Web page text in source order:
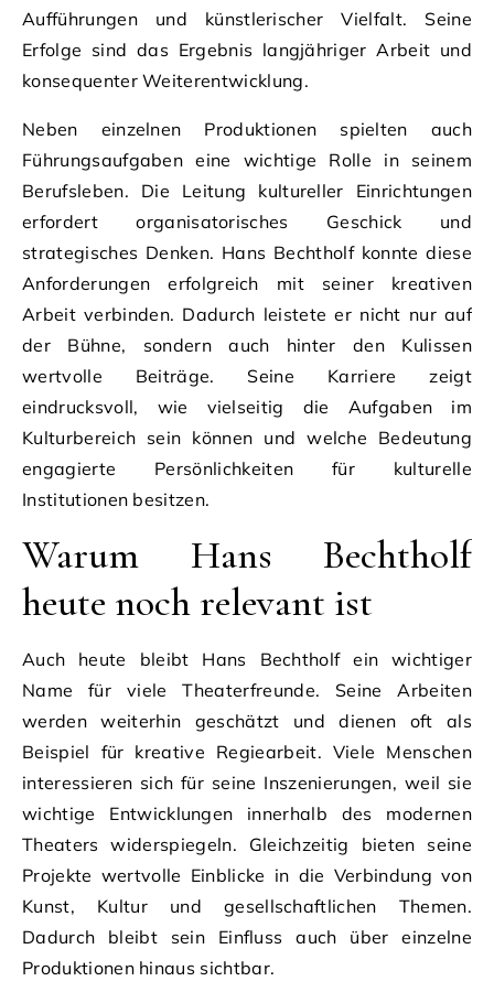
Aufführungen und künstlerischer Vielfalt. Seine
Erfolge sind das Ergebnis langjähriger Arbeit und
konsequenter Weiterentwicklung.
Neben einzelnen Produktionen spielten auch
Führungsaufgaben eine wichtige Rolle in seinem
Berufsleben. Die Leitung kultureller Einrichtungen
erfordert organisatorisches Geschick und
strategisches Denken. Hans Bechtholf konnte diese
Anforderungen erfolgreich mit seiner kreativen
Arbeit verbinden. Dadurch leistete er nicht nur auf
der Bühne, sondern auch hinter den Kulissen
wertvolle Beiträge. Seine Karriere zeigt
eindrucksvoll, wie vielseitig die Aufgaben im
Kulturbereich sein können und welche Bedeutung
engagierte Persönlichkeiten für kulturelle
Institutionen besitzen.
Warum Hans Bechtholf
heute noch relevant ist
Auch heute bleibt Hans Bechtholf ein wichtiger
Name für viele Theaterfreunde. Seine Arbeiten
werden weiterhin geschätzt und dienen oft als
Beispiel für kreative Regiearbeit. Viele Menschen
interessieren sich für seine Inszenierungen, weil sie
wichtige Entwicklungen innerhalb des modernen
Theaters widerspiegeln. Gleichzeitig bieten seine
Projekte wertvolle Einblicke in die Verbindung von
Kunst, Kultur und gesellschaftlichen Themen.
Dadurch bleibt sein Einfluss auch über einzelne
Produktionen hinaus sichtbar.